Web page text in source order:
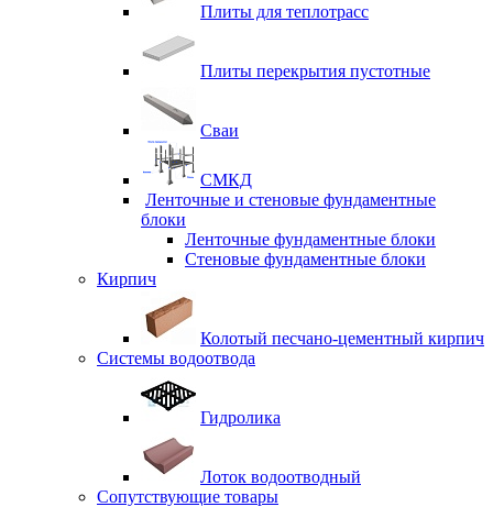
Плиты для теплотрасс
Плиты перекрытия пустотные
Сваи
СМКД
Ленточные и стеновые фундаментные
блоки
Ленточные фундаментные блоки
Стеновые фундаментные блоки
Кирпич
Колотый песчано-цементный кирпич
Системы водоотвода
Гидролика
Лоток водоотводный
Сопутствующие товары